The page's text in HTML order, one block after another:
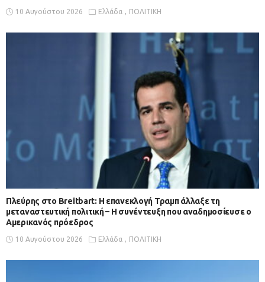
10 Αυγούστου 2026 Ελλάδα ΠΟΛΙΤΙΚΗ
Πλεύρης στο Breitbart: Η επανεκλογή Τραμπ άλλαξε τη
μεταναστευτική πολιτική – Η συνέντευξη που αναδημοσίευσε ο
Αμερικανός πρόεδρος
10 Αυγούστου 2026 Ελλάδα ΠΟΛΙΤΙΚΗ